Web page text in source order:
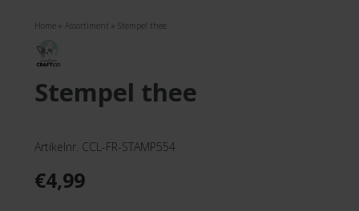
Home » Assortiment » Stempel thee
stempel thee
Artikelnr. CCL-FR-STAMP554
€4,99